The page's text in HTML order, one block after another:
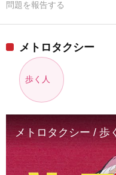
問題を報告する
メトロタクシー
歩く人
メトロタクシー / 歩